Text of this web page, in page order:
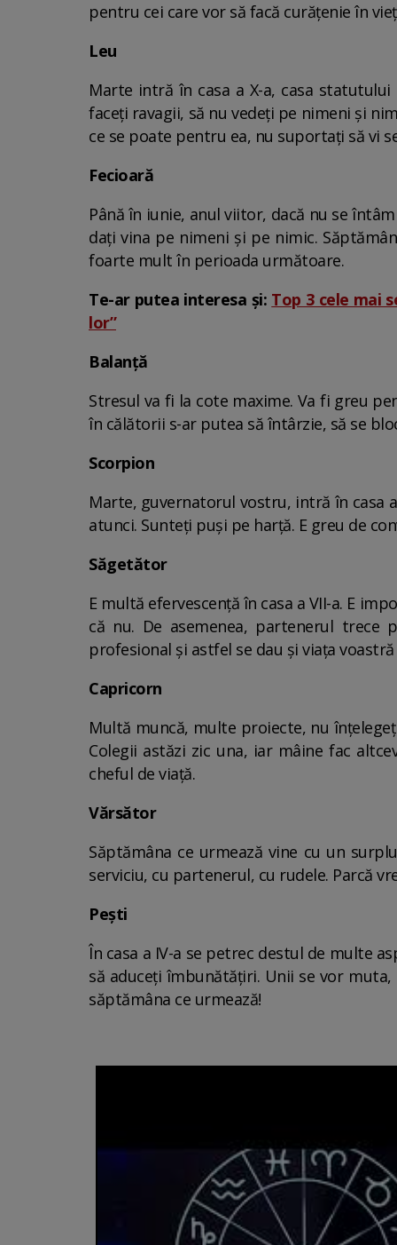
pentru cei care vor să facă curățenie în
Leu
Marte intră în casa a X-a, casa
faceți ravagii, să nu vedeți pe nimeni și
ce se poate pentru ea, nu suportați să vi
Fecioară
Până în iunie, anul viitor, dacă nu se
dați vina pe nimeni și pe nimic.
foarte mult în perioada următoare.
Te-ar putea interesa și: Top 3 cele mai
lor”
Balanță
Stresul va fi la cote maxime. Va fi greu
în călătorii s-ar putea să întârzie, să se
Scorpion
Marte, guvernatorul vostru, intră în casa
atunci. Sunteți puși pe harță. E greu de
Săgetător
E multă efervescență în casa a VII-a. E
că nu. De asemenea, partenerul
profesional și astfel se dau și viața
Capricorn
Multă muncă, multe proiecte, nu
Colegii astăzi zic una, iar mâine fac
cheful de viață.
Vărsător
Săptămâna ce urmează vine cu un
serviciu, cu partenerul, cu rudele. Parcă
Pești
În casa a IV-a se petrec destul de multe
să aduceți îmbunătățiri. Unii se vor
săptămâna ce urmează!